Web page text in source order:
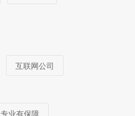
互联网公司
专业有保障